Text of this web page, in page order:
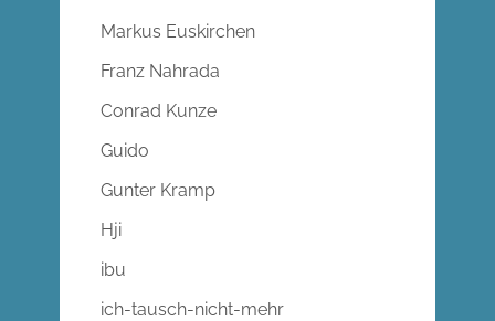
Markus Euskirchen
Franz Nahrada
Conrad Kunze
Guido
Gunter Kramp
Hji
ibu
ich-tausch-nicht-mehr